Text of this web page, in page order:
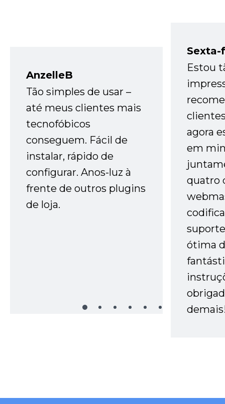
AnzelleB
Tão simples de usar –
até meus clientes mais
tecnofóbicos
conseguem. Fácil de
instalar, rápido de
configurar. Anos-luz à
frente de outros plugins
de loja.
Sexta-
Estou
agora
em
quatro
ótima